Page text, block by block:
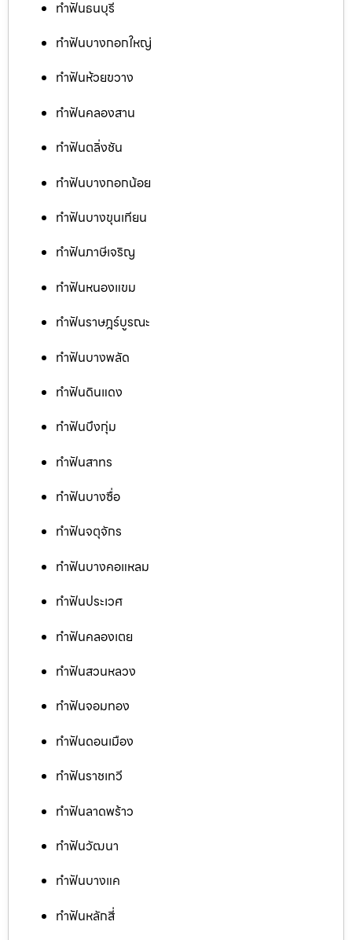
ทำฟันธนบุรี
ทำฟันบางกอกใหญ่
ทำฟันห้วยขวาง
ทำฟันคลองสาน
ทำฟันตลิ่งชัน
ทำฟันบางกอกน้อย
ทำฟันบางขุนเทียน
ทำฟันภาษีเจริญ
ทำฟันหนองแขม
ทำฟันราษฎร์บูรณะ
ทำฟันบางพลัด
ทำฟันดินแดง
ทำฟันบึงกุ่ม
ทำฟันสาทร
ทำฟันบางซื่อ
ทำฟันจตุจักร
ทำฟันบางคอแหลม
ทำฟันประเวศ
ทำฟันคลองเตย
ทำฟันสวนหลวง
ทำฟันจอมทอง
ทำฟันดอนเมือง
ทำฟันราชเทวี
ทำฟันลาดพร้าว
ทำฟันวัฒนา
ทำฟันบางแค
ทำฟันหลักสี่